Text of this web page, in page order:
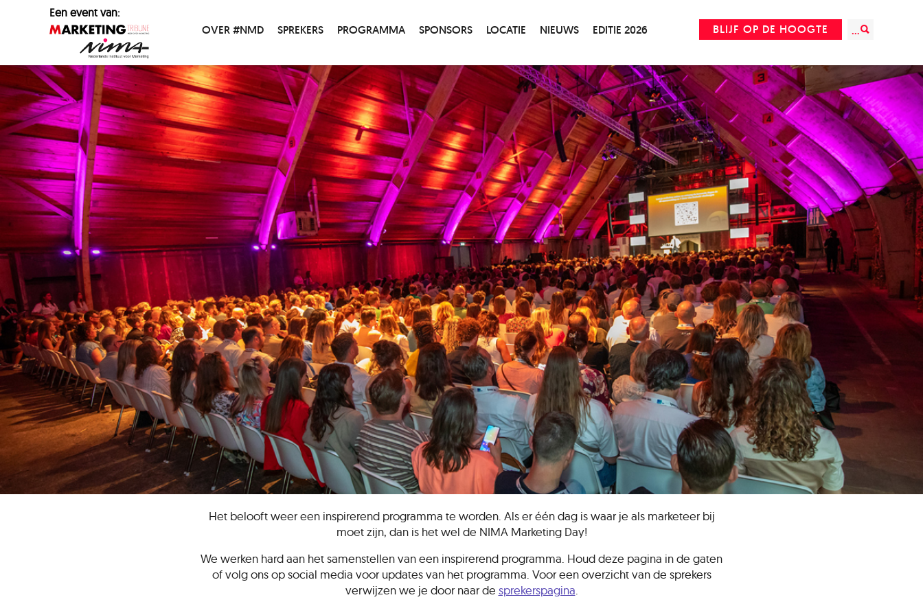
BLIJF OP DE HOOGTE ...
Een event van:
OVER #NMD SPREKERS PROGRAMMA SPONSORS LOCATIE NIEUWS EDITIE 2026
Het belooft weer een inspirerend programma te worden. Als er één dag is waar je als marketeer bij
moet zijn, dan is het wel de NIMA Marketing Day!
We werken hard aan het samenstellen van een inspirerend programma. Houd deze pagina in de gaten
of volg ons op social media voor updates van het programma. Voor een overzicht van de sprekers
verwijzen we je door naar de sprekerspagina